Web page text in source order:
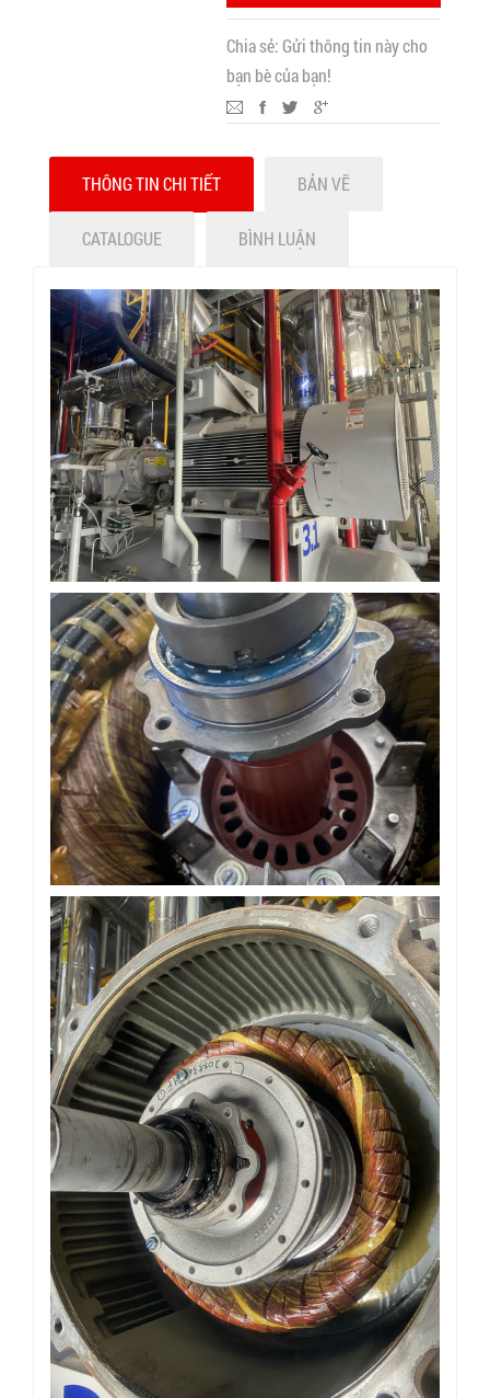
Chia sẻ: Gửi thông tin này cho
bạn bè của bạn!
THÔNG TIN CHI TIẾT BẢN VẼ
CATALOGUE BÌNH LUẬN